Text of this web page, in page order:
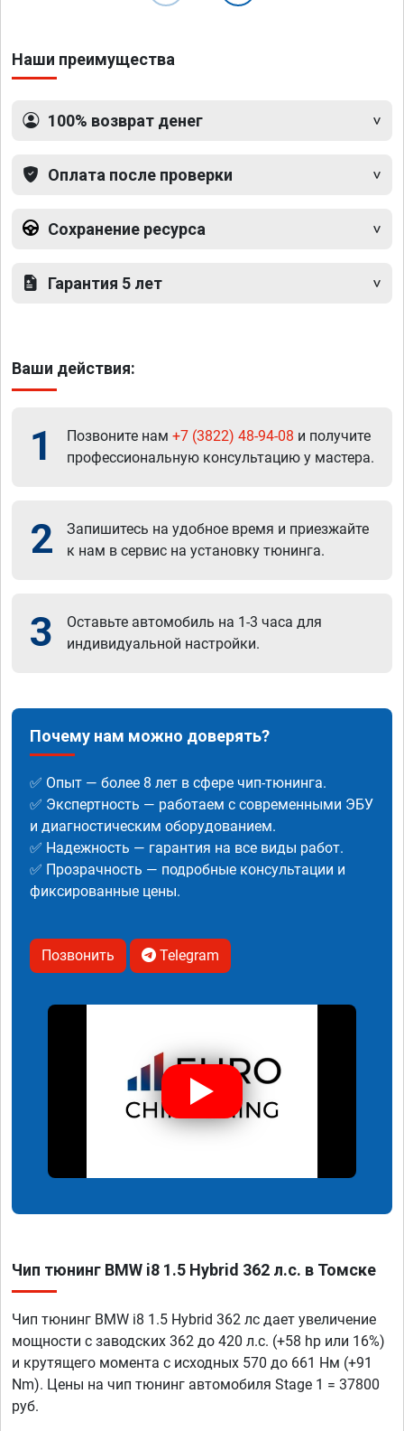
Наши преимущества
100% возврат денег
Оплата после проверки
Сохранение ресурса
Гарантия 5 лет
Ваши действия:
1 Позвоните нам +7 (3822) 48-94-08 и получите
профессиональную консультацию у мастера.
2
Запишитесь на удобное время и приезжайте
к нам в сервис на установку тюнинга.
3
Оставьте автомобиль на 1-3 часа для
индивидуальной настройки.
Почему нам можно доверять?
✅ Опыт — более 8 лет в сфере чип-тюнинга.
✅ Экспертность — работаем с современными ЭБУ
и диагностическим оборудованием.
✅ Надежность — гарантия на все виды работ.
✅ Прозрачность — подробные консультации и
фиксированные цены.
Позвонить Telegram
Чип тюнинг BMW i8 1.5 Hybrid 362 л.с. в Томске
Чип тюнинг BMW i8 1.5 Hybrid 362 лс дает увеличение
мощности с заводских 362 до 420 л.с. (+58 hp или 16%)
и крутящего момента с исходных 570 до 661 Нм (+91
Nm). Цены на чип тюнинг автомобиля Stage 1 = 37800
руб.